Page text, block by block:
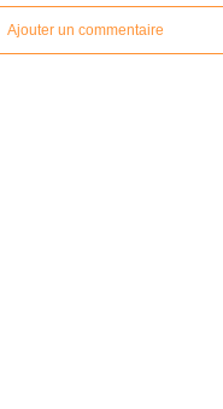
Ajouter un commentaire